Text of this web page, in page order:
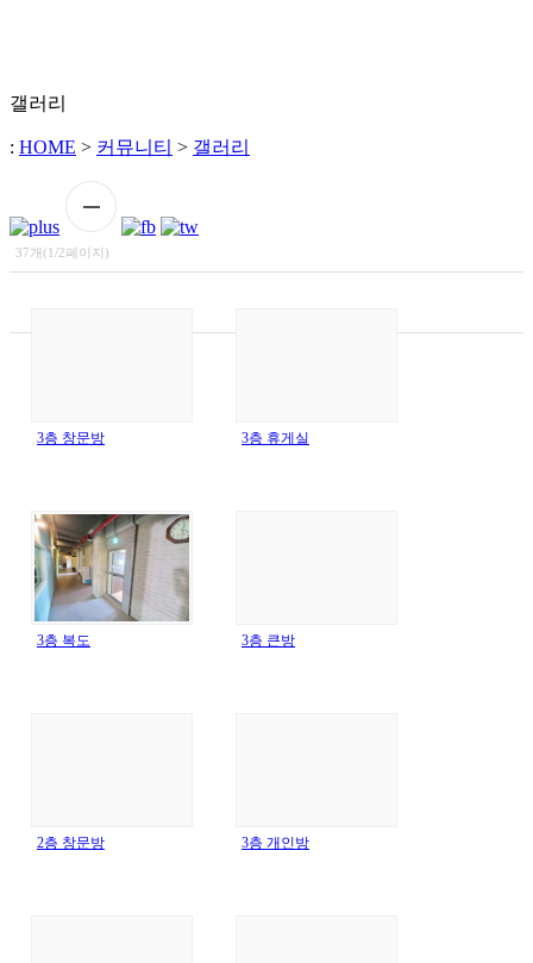
갤러리
: HOME > 커뮤니티 > 갤러리
37개(1/2페이지)
3층 창문방 3층 휴게실
3층 복도 3층 큰방
2층 창문방 3층 개인방